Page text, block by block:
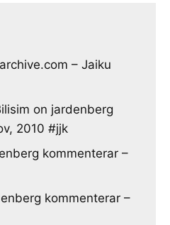
– Jaiku
on jardenberg
2010 #jjk
kommenterar –
kommenterar –